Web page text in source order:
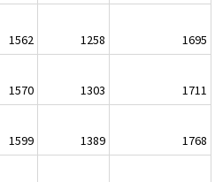
1562 1258
1695
1570 1303
1711
1599 1389
1768